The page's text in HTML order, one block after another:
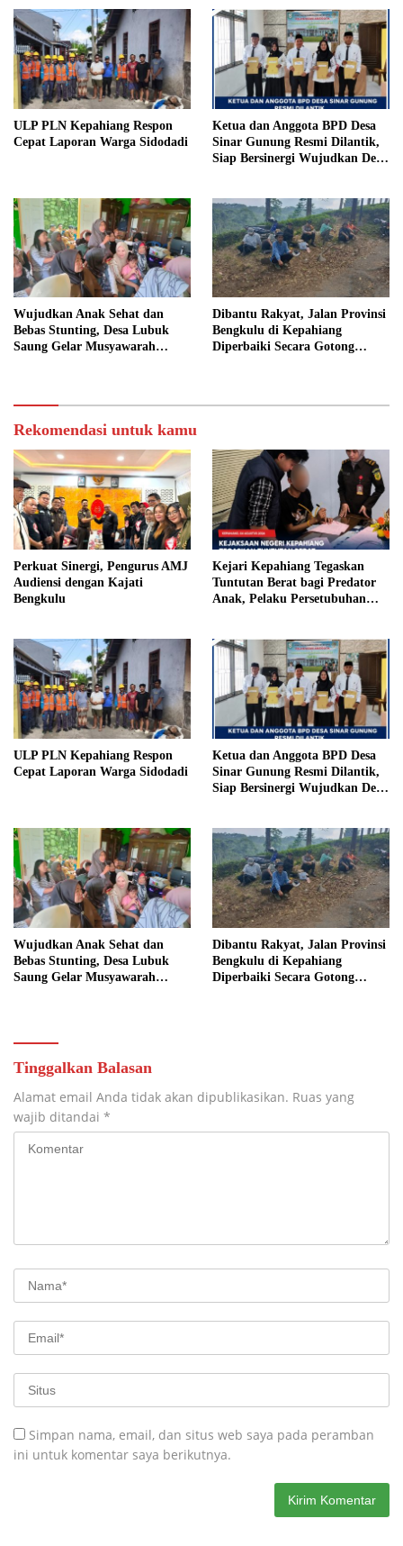
Penjara
ULP PLN Kepahiang Respon
Cepat Laporan Warga Sidodadi
Ketua dan Anggota BPD Desa
Sinar Gunung Resmi Dilantik,
Siap Bersinergi Wujudkan Desa
Wujudkan Anak Sehat dan
Bebas Stunting, Desa Lubuk
Saung Gelar Musyawarah
Dibantu Rakyat, Jalan Provinsi
Bengkulu di Kepahiang
Diperbaiki Secara Gotong
Rekomendasi untuk kamu
Perkuat Sinergi, Pengurus AMJ
Audiensi dengan Kajati
Bengkulu
Kejari Kepahiang Tegaskan
Tuntutan Berat bagi Predator
Anak, Pelaku Persetubuhan
Penjara
ULP PLN Kepahiang Respon
Cepat Laporan Warga Sidodadi
Ketua dan Anggota BPD Desa
Sinar Gunung Resmi Dilantik,
Siap Bersinergi Wujudkan Desa
Wujudkan Anak Sehat dan
Bebas Stunting, Desa Lubuk
Saung Gelar Musyawarah
Dibantu Rakyat, Jalan Provinsi
Bengkulu di Kepahiang
Diperbaiki Secara Gotong
Tinggalkan Balasan
Alamat email Anda tidak akan dipublikasikan. Ruas yang
wajib ditandai *
Simpan nama, email, dan situs web saya pada peramban
ini untuk komentar saya berikutnya.